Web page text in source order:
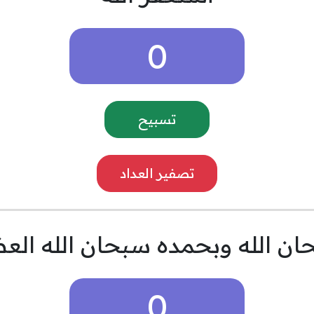
0
تسبيح
تصفير العداد
الله وبحمده سبحان الله